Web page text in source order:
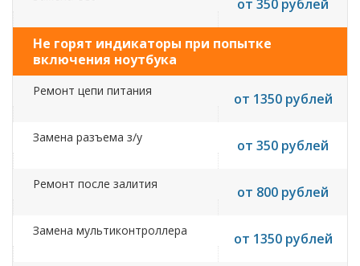
от 350 рублей
Не горят индикаторы при попытке
включения ноутбука
Ремонт цепи питания от 1350 рублей
Замена разъема з/у от 350 рублей
Ремонт после залития от 800 рублей
Замена мультиконтроллера от 1350 рублей